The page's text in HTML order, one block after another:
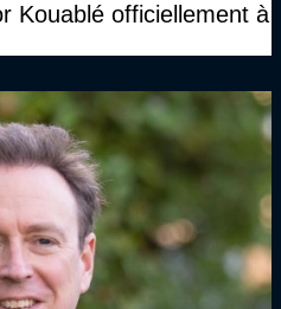
Kouablé officiellement à